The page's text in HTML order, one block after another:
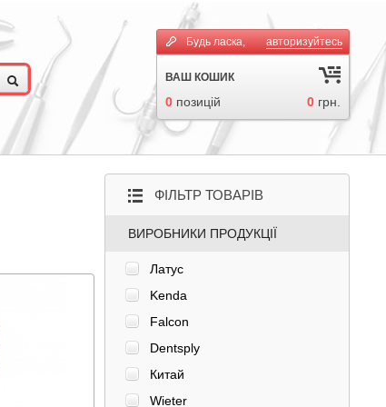
Будь ласка, авторизуйтесь
ВАШ КОШИК
0 позицій 0грн.
ФІЛЬТР ТОВАРІВ
ВИРОБНИКИ ПРОДУКЦІЇ
Латус
Kenda
Falcon
Dentsply
Китай
Wieter